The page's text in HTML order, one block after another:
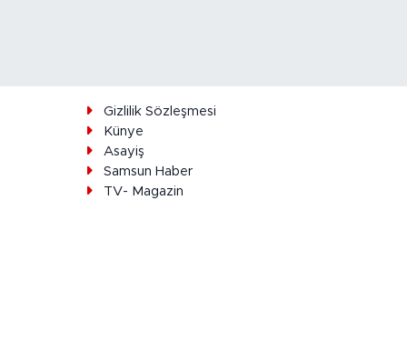
Gizlilik Sözleşmesi
Künye
Asayiş
Samsun Haber
TV- Magazin